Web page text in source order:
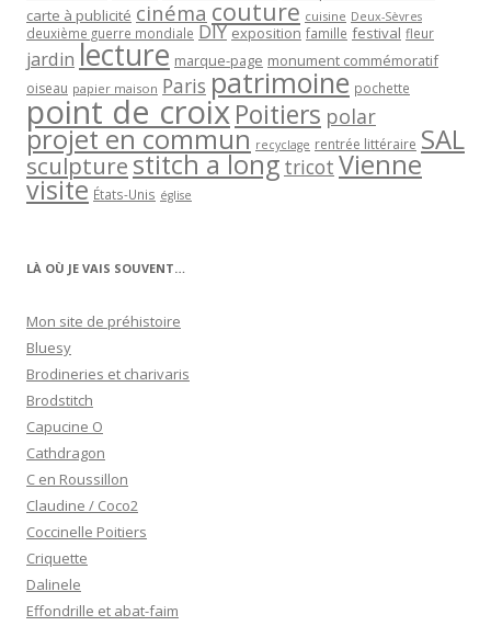
carte à publicité cinéma couture cuisine Deux-Sèvres
deuxième guerre mondiale DIY exposition famille festival fleur
jardin lecture marque-page monument commémoratif
oiseau papier maison Paris patrimoine pochette
point de croixPoitiers polar
projet en commun recyclage rentrée littéraire SAL
sculpturestitch a long tricot Vienne
visite États-Unis église
LÀ OÙ JE VAIS SOUVENT…
Mon site de préhistoire
Bluesy
Brodineries et charivaris
Brodstitch
Capucine O
Cathdragon
C en Roussillon
Claudine / Coco2
Coccinelle Poitiers
Criquette
Dalinele
Effondrille et abat-faim